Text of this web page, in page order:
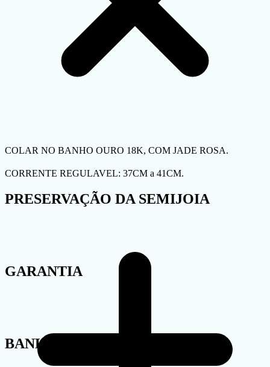
COLAR NO BANHO OURO 18K, COM JADE ROSA.
CORRENTE REGULAVEL: 37CM a 41CM.
PRESERVAÇÃO DA SEMIJOIA
GARANTIA
BANHO